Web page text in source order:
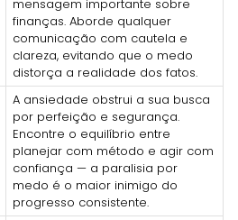
mensagem importante sobre
finanças. Aborde qualquer
comunicação com cautela e
clareza, evitando que o medo
distorça a realidade dos fatos.
A ansiedade obstrui a sua busca
por perfeição e segurança.
Encontre o equilíbrio entre
planejar com método e agir com
confiança — a paralisia por
medo é o maior inimigo do
progresso consistente.